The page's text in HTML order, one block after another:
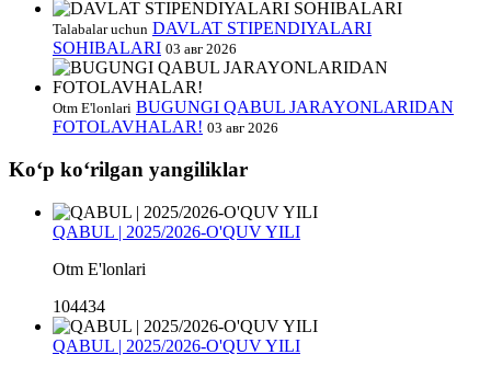
Talabalar uchun DAVLAT STIPENDIYALARI
SOHIBALARI 03 авг 2026
Otm E'lonlari BUGUNGI QABUL JARAYONLARIDAN
FOTOLAVHALAR! 03 авг 2026
Koʻp koʻrilgan yangiliklar
QABUL | 2025/2026-O'QUV YILI
Otm E'lonlari
104434
QABUL | 2025/2026-O'QUV YILI